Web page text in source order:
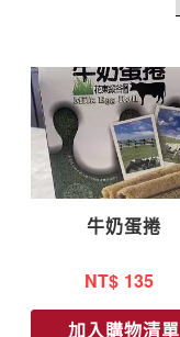
牛奶蛋捲
NT$ 135
加入購物清單